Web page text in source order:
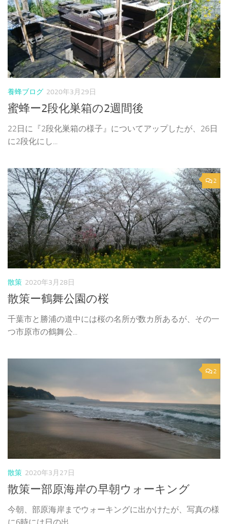
養蜂ブログ 2020年3月29日
蜜蜂ー2段化巣箱の2週間後
22日に『2段化巣箱の様子』についてアップしたが、26日
に2段化にし...
2
散策 2020年3月28日
散策ー鶴舞公園の桜
千葉市と勝浦の道中には桜の名所が数カ所あるが、その一
つ市原市の鶴舞公...
2
散策 2020年3月27日
散策ー部原海岸の早朝ウォーキング
今朝、部原海岸までウォーキングに出かけたが、写真の様